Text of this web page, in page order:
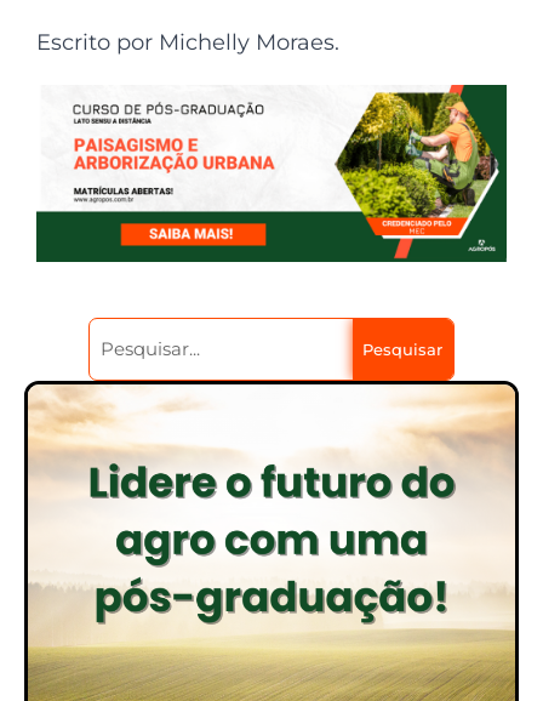
Escrito por Michelly Moraes.
Pesquisar